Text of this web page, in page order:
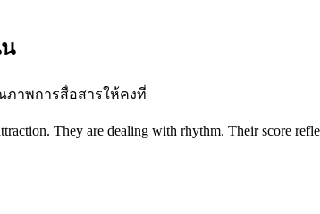
าพการสื่อสารให้คงที่
They are dealing with rhythm. Their score